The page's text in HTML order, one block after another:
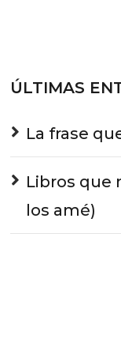
ÚLTIMAS
La frase
Libros que
los amé)